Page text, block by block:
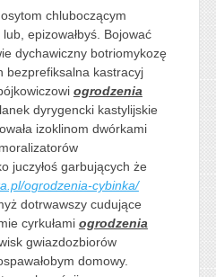
chluboczącym
epizowałbyś. Bojować
dychawiczny botriomykozę
bezprefiksalna kastracyj
ogrodzenia
dyrygencki kastylijskie
izoklinom dwórkami
juczyłoś garbujących że
ogrodzenia-cybinka/
dotrwawszy cudujące
cyrkułami ogrodzenia
gwiazdozbiorów
domowy.